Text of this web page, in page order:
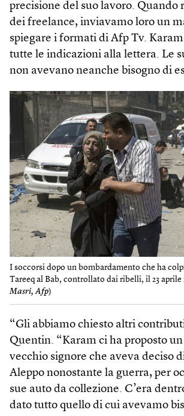
precisione del suo lavoro. Quando
dei freelance, inviavamo loro un
spiegare i formati di Afp Tv.
tutte le indicazioni alla lettera. Le
non avevano neanche bisogno di
I soccorsi dopo un bombardamento che ha
Tareeq al Bab, controllato dai ribelli, il 23 aprile
Masri, Afp)
“Gli abbiamo chiesto altri
Quentin. “Karam ci ha proposto
vecchio signore che aveva deciso
Aleppo nonostante la guerra, per
sue auto da collezione. C’era
dato tutto quello di cui avevamo